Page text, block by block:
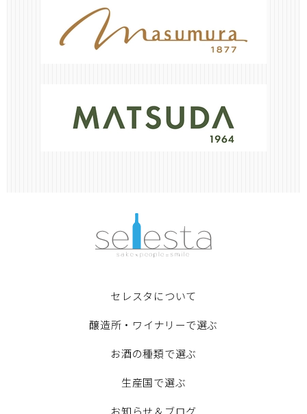
セレスタについて
醸造所・ワイナリーで選ぶ
お酒の種類で選ぶ
生産国で選ぶ
お知らせ＆ブログ